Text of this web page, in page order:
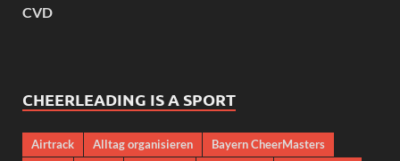
CVD
CHEERLEADING IS A SPORT
Airtrack Alltag organisieren
Bayern CheerMasters